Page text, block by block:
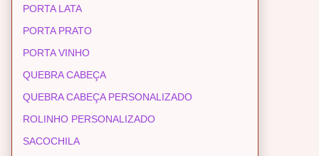
PORTA LATA
PORTA PRATO
PORTA VINHO
QUEBRA CABEÇA
QUEBRA CABEÇA PERSONALIZADO
ROLINHO PERSONALIZADO
SACOCHILA